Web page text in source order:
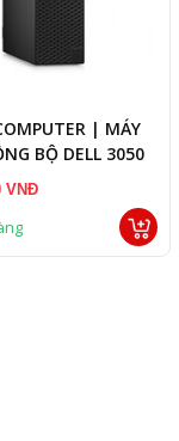
| MÁY
BỘ DELL 3050
SSD 240G
VNĐ